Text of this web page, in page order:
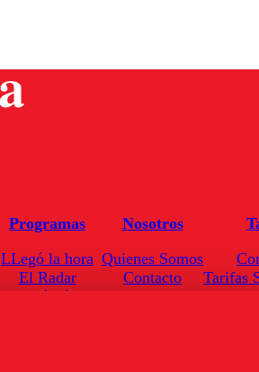
Programas
LLegó la hora
El Radar
Enfoqué Público
Nosotros
Quienes Somos
Contacto
Tarifas